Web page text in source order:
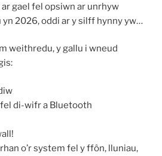
ar gael fel opsiwn ar unrhyw
2026, oddi ar y silff hynny yw…
weithredu, y gallu i wneud
di-wifr a Bluetooth
o’r system fel y ffôn, lluniau,